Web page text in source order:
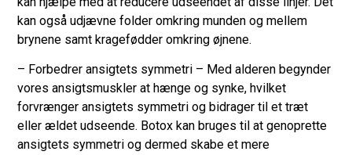
kan også udjævne folder omkring munden og mellem
brynene samt kragefødder omkring øjnene.
– Forbedrer ansigtets symmetri – Med alderen begynder
vores ansigtsmuskler at hænge og synke, hvilket
forvrænger ansigtets symmetri og bidrager til et træt
eller ældet udseende. Botox kan bruges til at genoprette
ansigtets symmetri og dermed skabe et mere